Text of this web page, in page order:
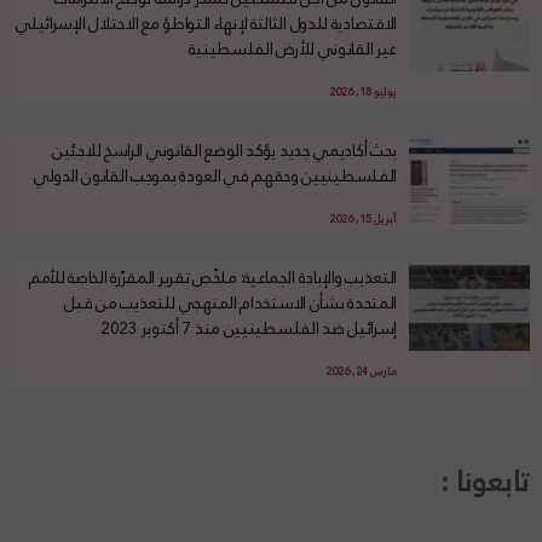
الاقتصادية للدول الثالثة لإنهاء التواطؤ مع الاحتلال الإسرائيلي
غير القانوني للأرض الفلسطينية
يوليو 18, 2026
بحث أكاديمي جديد يؤكد الوضع القانوني الراسخ للاجئين
الفلسطينيين وحقهم في العودة بموجب القانون الدولي
أبريل 15, 2026
التعذيب والإبادة الجماعية: ملخّص تقرير المقرّرة الخاصة للأمم
المتحدة بشأن الاستخدام المنهجي للتعذيب من قبل
إسرائيل ضد الفلسطينيين منذ 7 أكتوبر 2023
مارس 24, 2026
تابعونا :